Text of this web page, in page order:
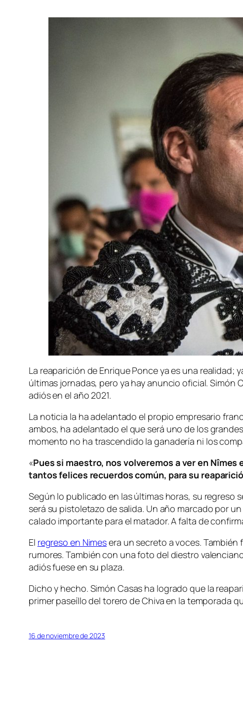
La reaparición de Enrique Ponce ya es una realidad;
últimas jornadas, pero ya hay anuncio oficial. Simón
adiós en el año 2021.
La noticia la ha adelantado el propio empresario
ambos, ha adelantado el que será uno de los
momento no ha trascendido la ganadería ni los
«Pues si maestro, nos volveremos a ver en Nîmes
tantos felices recuerdos común, para su
Según lo publicado en las últimas horas, su regreso
será su pistoletazo de salida. Un año marcado por
calado importante para el matador. A falta de
El regreso en Nimesera un secreto a voces.
rumores. También con una foto del diestro
adiós fuese en su plaza.
Dicho y hecho. Simón Casas ha logrado que la
primer paseíllo del torero de Chiva en la temporada
16 de noviembre de 2023